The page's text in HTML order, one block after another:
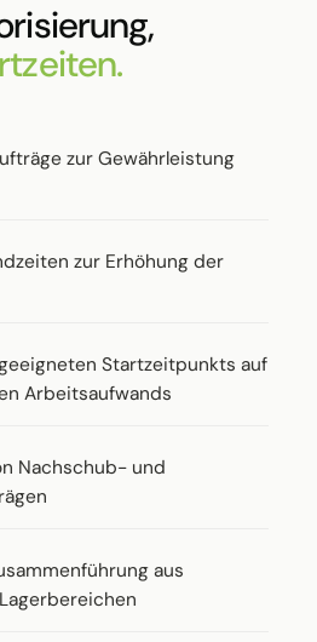
zur Gewährleistung
zur Erhöhung der
Startzeitpunkts auf
Arbeitsaufwands
Nachschub- und
aus